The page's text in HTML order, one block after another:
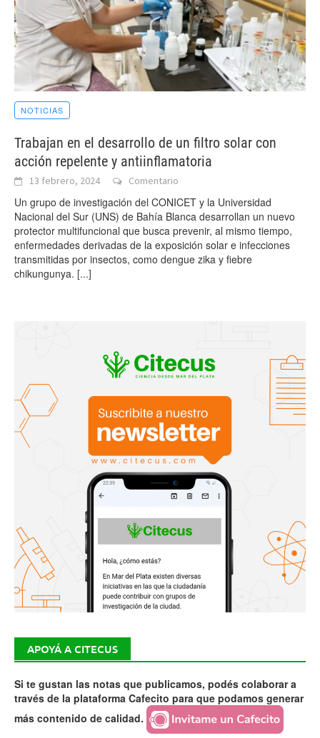
NOTICIAS
Trabajan en el desarrollo de un filtro solar con
acción repelente y antiinflamatoria
13 febrero, 2024 Comentario
Un grupo de investigación del CONICET y la Universidad
Nacional del Sur (UNS) de Bahía Blanca desarrollan un nuevo
protector multifuncional que busca prevenir, al mismo tiempo,
enfermedades derivadas de la exposición solar e infecciones
transmitidas por insectos, como dengue zika y fiebre
chikungunya. [...]
APOYÁ A CITECUS
Si te gustan las notas que publicamos, podés colaborar a
través de la plataforma Cafecito para que podamos generar
más contenido de calidad.